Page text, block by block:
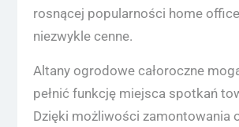
rosnącej popularności home
niezwykle cenne.
Altany ogrodowe całoroczne
pełnić funkcję miejsca spotkań
Dzięki możliwości zamontowania